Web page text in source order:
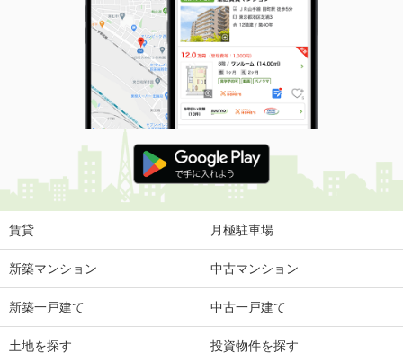
賃貸 月極駐車場
新築マンション 中古マンション
新築一戸建て 中古一戸建て
土地を探す 投資物件を探す